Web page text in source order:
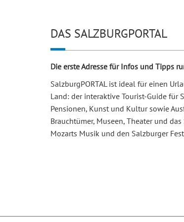
DAS SALZBURGPORTAL
Die erste Adresse für Infos und Tipps
SalzburgPORTAL ist ideal für einen
Land: der interaktive Tourist-Guide
Pensionen, Kunst und Kultur sowie
Brauchtümer, Museen, Theater und
Mozarts Musik und den Salzburger